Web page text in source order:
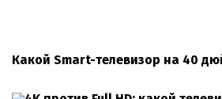
Какой Smart-телевизор на 40